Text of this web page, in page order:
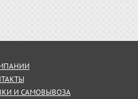
И САМОВЫВОЗА